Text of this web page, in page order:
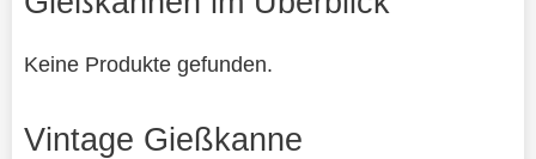
Keine Produkte gefunden.
Vintage Gießkanne